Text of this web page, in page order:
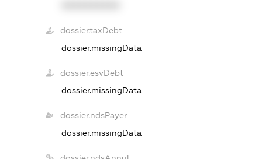
dossier.taxDebt
dossier.missingData
dossier.esvDebt
dossier.missingData
dossier.ndsPayer
dossier.missingData